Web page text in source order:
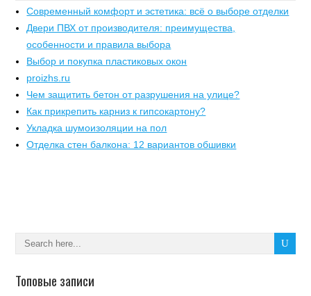
Современный комфорт и эстетика: всё о выборе отделки
Двери ПВХ от производителя: преимущества,
особенности и правила выбора
Выбор и покупка пластиковых окон
proizhs.ru
Чем защитить бетон от разрушения на улице?
Как прикрепить карниз к гипсокартону?
Укладка шумоизоляции на пол
Отделка стен балкона: 12 вариантов обшивки
Топовые записи